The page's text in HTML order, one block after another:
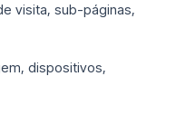
visita, sub-páginas,
dispositivos,